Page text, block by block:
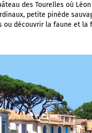
des Tourelles où
petite pinède
ou découvrir la faune et la